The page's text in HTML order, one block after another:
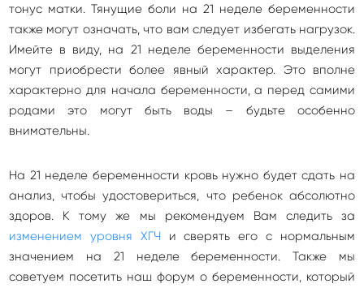
тонус матки. Тянущие боли на 21 неделе беременности
также могут означать, что вам следует избегать нагрузок.
Имейте в виду, на 21 неделе беременности выделения
могут приобрести более явный характер. Это вполне
характерно для начала беременности, а перед самими
родами это могут быть воды – будьте особенно
внимательны.
На 21 неделе беременности кровь нужно будет сдать на
анализ, чтобы удостовериться, что ребенок абсолютно
здоров. К тому же мы рекомендуем Вам следить за
изменением уровня ХГЧ и сверять его с нормальным
значением на 21 неделе беременности. Также мы
советуем посетить наш форум о беременности, который